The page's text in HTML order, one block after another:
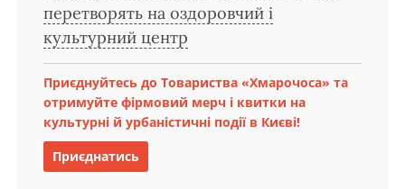
перетворять на оздоровчий і
культурний центр
Приєднуйтесь до Товариства «Хмарочоса» та
отримуйте фірмовий мерч і квитки на
культурні й урбаністичні події в Києві!
Приєднатись